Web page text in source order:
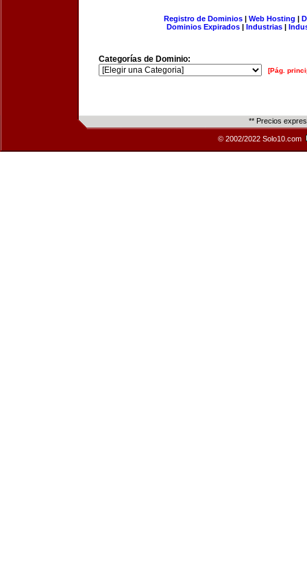
Registro de Dominios| Web Hosting |
Dominios Expirados | Industrias |
Categorías de Dominio:
[Pág.
** Precios
© 2002/2022 Solo10.com